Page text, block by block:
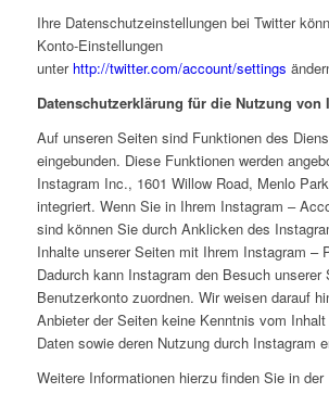
Ihre Datenschutzeinstellungen bei Twitter
Konto-Einstellungen
unter http://twitter.com/account/settings
Datenschutzerklärung für die Nutzung von
Auf unseren Seiten sind Funktionen des
eingebunden. Diese Funktionen werden
Instagram Inc., 1601 Willow Road, Menlo
integriert. Wenn Sie in Ihrem Instagram –
sind können Sie durch Anklicken des
Inhalte unserer Seiten mit Ihrem Instagram –
Dadurch kann Instagram den Besuch unserer
Benutzerkonto zuordnen. Wir weisen darauf
Anbieter der Seiten keine Kenntnis vom
Daten sowie deren Nutzung durch Instagram
Weitere Informationen hierzu finden Sie in der